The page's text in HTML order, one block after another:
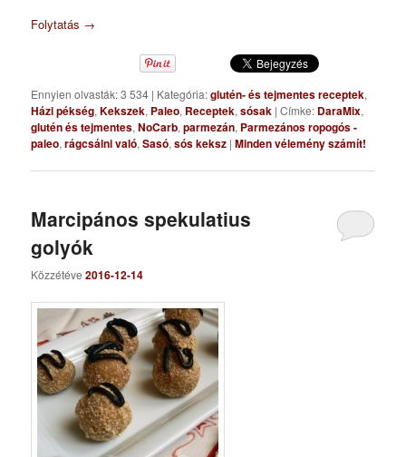
Folytatás →
Ennyien olvasták: 3 534 | Kategória:glutén- és tejmentes receptek,
Házi pékség,Kekszek, Paleo, Receptek,sósak |Címke: DaraMix,
glutén és tejmentes,NoCarb,parmezán, Parmezános ropogós -
paleo,rágcsálni való,Sasó,sós keksz |Minden vélemény számít!
Marcipános spekulatius
golyók
Közzétéve2016-12-14